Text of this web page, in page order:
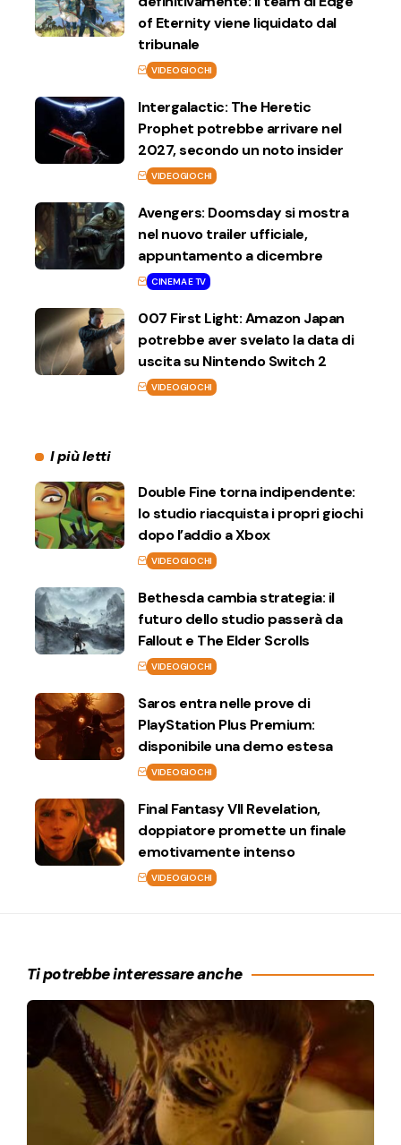
of Eternity viene liquidato dal
tribunale
VIDEOGIOCHI
Intergalactic: The Heretic
Prophet potrebbe arrivare nel
2027, secondo un noto insider
VIDEOGIOCHI
Avengers: Doomsday si mostra
nel nuovo trailer ufficiale,
appuntamento a dicembre
CINEMA E TV
007 First Light: Amazon Japan
potrebbe aver svelato la data di
uscita su Nintendo Switch 2
VIDEOGIOCHI
I più letti
Double Fine torna indipendente:
lo studio riacquista i propri giochi
dopo l’addio a Xbox
VIDEOGIOCHI
Bethesda cambia strategia: il
futuro dello studio passerà da
Fallout e The Elder Scrolls
VIDEOGIOCHI
Saros entra nelle prove di
PlayStation Plus Premium:
disponibile una demo estesa
VIDEOGIOCHI
Final Fantasy VII Revelation,
doppiatore promette un finale
emotivamente intenso
VIDEOGIOCHI
Ti potrebbe interessare anche